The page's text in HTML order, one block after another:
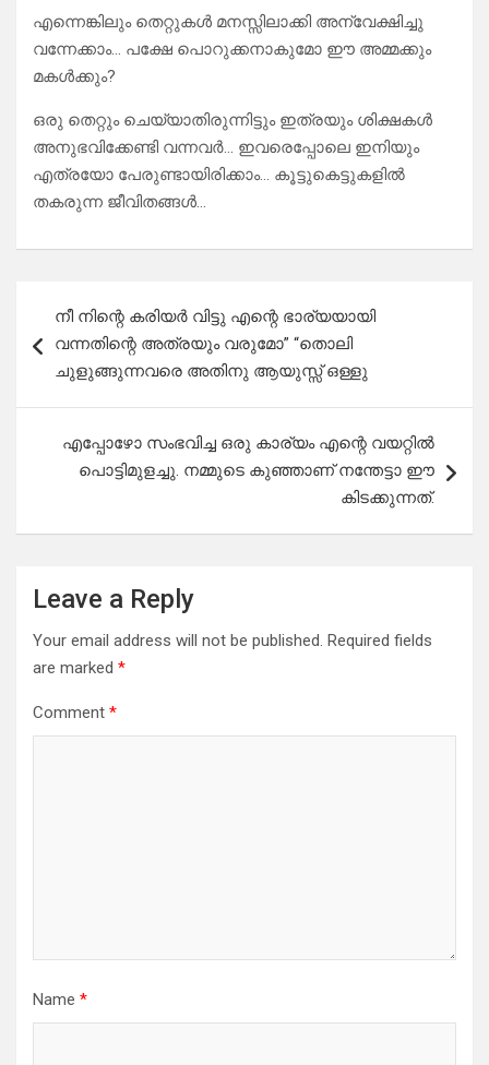
എന്നെങ്കിലും തെറ്റുകൾ മനസ്സിലാക്കി അന്വേക്ഷിച്ചു
വന്നേക്കാം… പക്ഷേ പൊറുക്കനാകുമോ ഈ അമ്മക്കും
മകൾക്കും?
ഒരു തെറ്റും ചെയ്യാതിരുന്നിട്ടും ഇത്രയും ശിക്ഷകൾ
അനുഭവിക്കേണ്ടി വന്നവർ… ഇവരെപ്പോലെ ഇനിയും
എത്രയോ പേരുണ്ടായിരിക്കാം… കൂട്ടുകെട്ടുകളിൽ
തകരുന്ന ജീവിതങ്ങൾ…
navigation
നീ നിന്റെ കരിയർ വിട്ടു എന്റെ ഭാര്യയായി
വന്നതിന്റെ അത്രയും വരുമോ” “തൊലി
ചുളുങ്ങുന്നവരെ അതിനു ആയുസ്സ് ഒള്ളു
എപ്പോഴോ സംഭവിച്ച ഒരു കാര്യം എന്റെ വയറ്റിൽ
പൊട്ടിമുളച്ചു. നമ്മുടെ കുഞ്ഞാണ് നന്തേട്ടാ ഈ
കിടക്കുന്നത്.
Leave a Reply
Your email address will not be published. Required fields
are marked *
Comment *
Name *